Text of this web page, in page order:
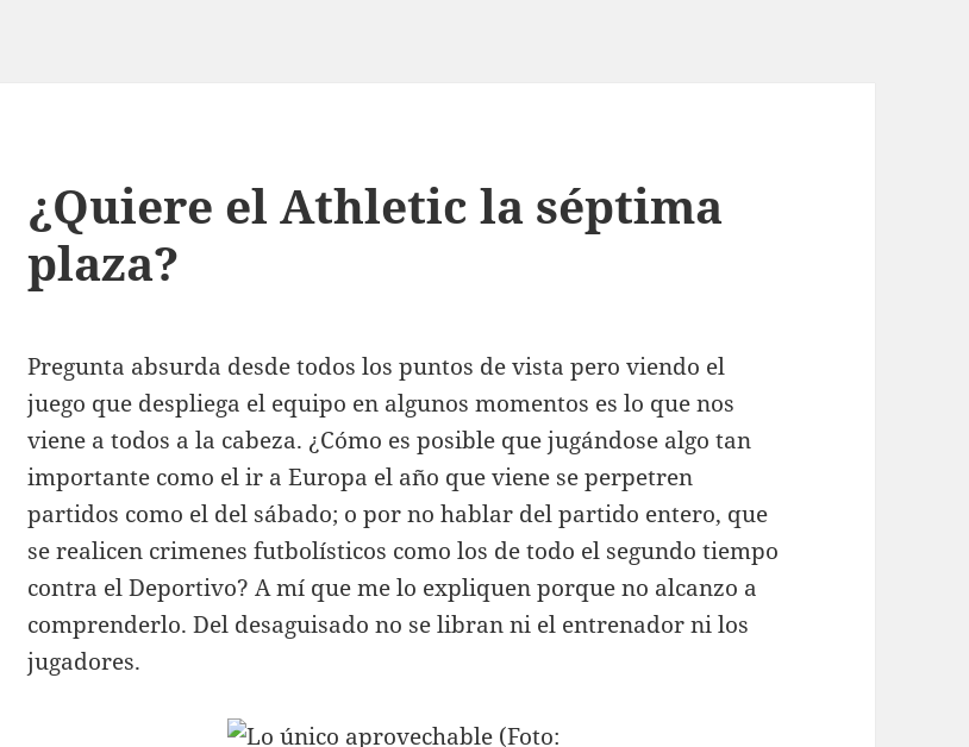
¿Quiere el Athletic la séptima
plaza?
Pregunta absurda desde todos los puntos de vista pero viendo el
juego que despliega el equipo en algunos momentos es lo que nos
viene a todos a la cabeza. ¿Cómo es posible que jugándose algo tan
importante como el ir a Europa el año que viene se perpetren
partidos como el del sábado; o por no hablar del partido entero, que
se realicen crimenes futbolísticos como los de todo el segundo tiempo
contra el Deportivo? A mí que me lo expliquen porque no alcanzo a
comprenderlo. Del desaguisado no se libran ni el entrenador ni los
jugadores.